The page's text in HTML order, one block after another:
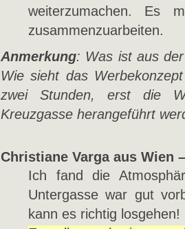
weiterzumachen. Es
zusammenzuarbeiten.
Anmerkung: Was ist aus
Wie sieht das
zwei Stunden, erst die
Kreuzgasse herangeführt
Christiane Varga aus Wien
Ich fand die
Untergasse war gut
kann es richtig losgehen!